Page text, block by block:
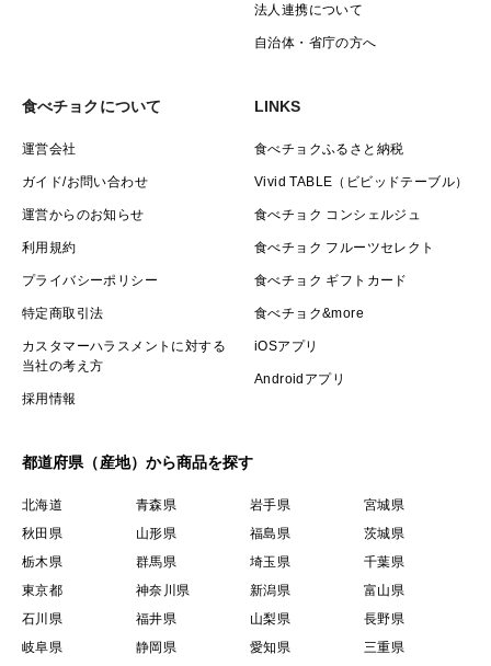
同梱物に金額や明細は入っておりません。
送料については一箇所に送る場合4セットまでが同一価
【ご依頼主様へのお願い】
お届け先情報入力の際、送り主と送り先が異なる場合は
必ず「ギフト・贈り物」を選択して下さい。
「ご自宅」を選択されておりますと送り主は株式会社篤
農となります。
お届け先が別の場合は購入者の情報は自動で記載されま
せん。ご注意のほどよろしくお願いいたします。
法人連携について
自治体・省庁の方へ
食べチョクについて
運営会社
ガイド/お問い合わせ
運営からのお知らせ
利用規約
プライバシーポリシー
特定商取引法
カスタマーハラスメントに対する
当社の考え方
採用情報
LINKS
食べチョクふるさと納税
Vivid TABLE（ビビッドテーブル）
食べチョク コンシェルジュ
食べチョク フルーツセレクト
食べチョク ギフトカード
食べチョク&more
iOSアプリ
Androidアプリ
都道府県（産地）から商品を探す
北海道 青森県 岩手県
宮城県
秋田県
山形県 福島県
茨城県
栃木県
群馬県 埼玉県
千葉県
東京都
神奈川県 新潟県
富山県
石川県
福井県 山梨県
長野県
岐阜県
静岡県 愛知県
三重県